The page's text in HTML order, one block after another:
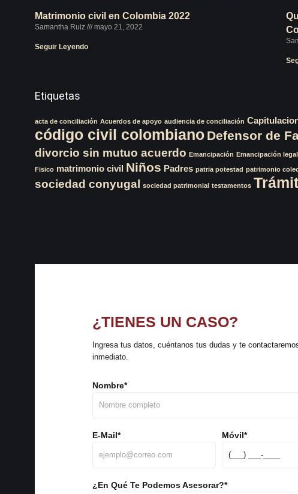
Matrimonio civil en Colombia 2022
Samantha Ruiz mayo 21, 2022
Seguir Leyendo
Etiquetas
acta de conciliación Acuerdos de apoyo audiencia de conciliación
código civil colombiano Defensor de
divorcio sin mutuo acuerdo Emancipación Emancipación legal
Fisico matrimonio civil Niños Padres patria potestad patrimonio
sociedad conyugal sociedad patrimonial testamentos
¿TIENES UN CASO?
Ingresa tus datos, cuéntanos tus dudas y te
inmediato.
Nombre*
E-Mail* Móvil*
¿En Qué Te Podemos Asesorar?*